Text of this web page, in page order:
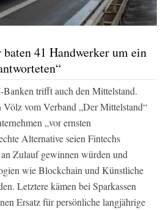
41 Handwerker um ein
trifft auch den Mittelstand.
vom Verband „Der Mittelstand“
„vor ernsten
Alternative seien Fintechs
Zulauf gewinnen würden und
wie Blockchain und Künstliche
Letztere kämen bei Sparkassen
Ersatz für persönliche langjährige